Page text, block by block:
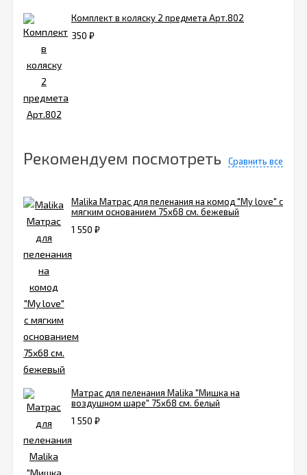
Комплект в коляску 2 предмета Арт.802
350 ₽
Рекомендуем посмотреть Сравнить все
Malika Матрас для пеленания на комод "My love" с
мягким основанием 75х68 см. бежевый
1 550 ₽
Матрас для пеленания Malika "Мишка на
воздушном шаре" 75х68 см. белый
1 550 ₽